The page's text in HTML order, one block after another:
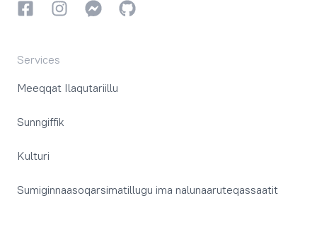
FacebookkiInstagrammiInstagrammi
GitHub
Services
Meeqqat Ilaqutariillu
Sunngiffik
Kulturi
Sumiginnaasoqarsimatillugu ima nalunaaruteqassaatit